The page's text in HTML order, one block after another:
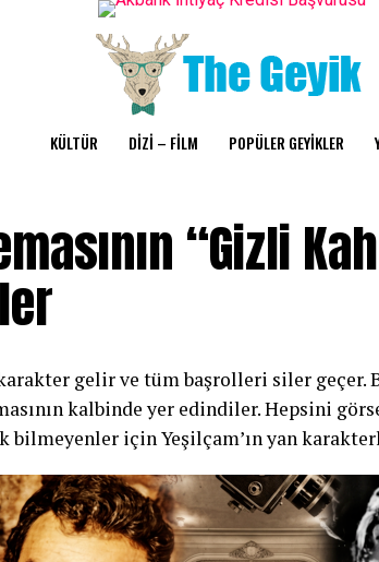
KÜLTÜR DİZİ – FİLM POPÜLER GEYİKLER
“Gizli
gelir ve tüm başrolleri siler geçer.
kalbinde yer edindiler. Hepsini
bilmeyenler için Yeşilçam’ın yan